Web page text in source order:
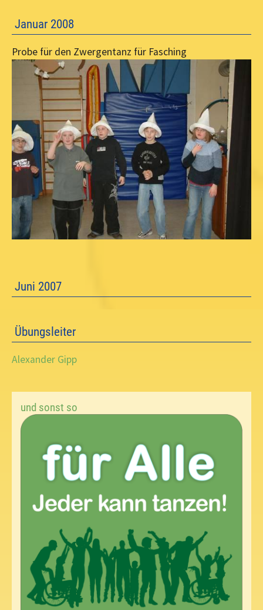
Januar 2008
Probe für den Zwergentanz für Fasching
Juni 2007
Übungsleiter
Alexander Gipp
und sonst so